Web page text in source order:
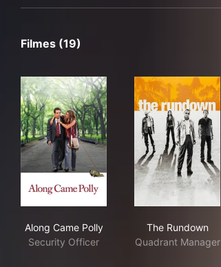
Filmes (19)
Along Came Polly
Security Officer
The Rundown
Quadrant Manager